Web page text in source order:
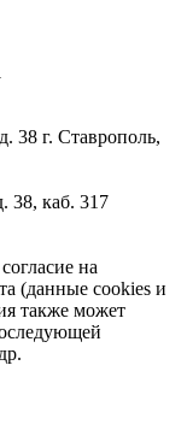
38 г. Ставрополь,
38, каб. 317
на
(данные cookies и
также может